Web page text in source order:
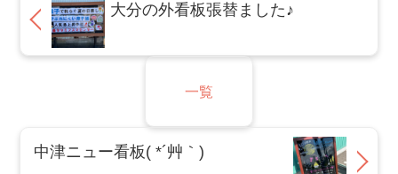
大分の外看板張替ました♪
一覧
中津ニュー看板( *´艸｀)